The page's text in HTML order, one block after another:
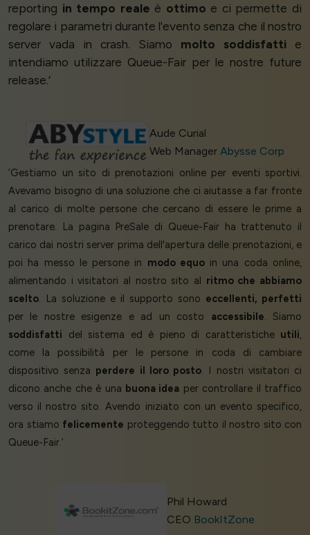
reporting in tempo reale è ottimo e ci permette di
regolare i parametri durante l'evento senza che il nostro
server vada in crash. Siamo molto soddisfatti e
intendiamo utilizzare Queue-Fair per le nostre future
release.’
Aude Curial
Web ManagerAbysse Corp
‘Gestiamo un sito di prenotazioni online per eventi sportivi.
Avevamo bisogno di una soluzione che ci aiutasse a far fronte
al carico di molte persone che cercano di essere le prime a
prenotare. La pagina PreSale di Queue-Fair ha trattenuto il
carico dai nostri server prima dell'apertura delle prenotazioni, e
poi ha messo le persone in modo equoin una coda online,
alimentando i visitatori al nostro sito al ritmo che abbiamo
scelto. La soluzione e il supporto sono eccellenti, perfetti
per le nostre esigenze e ad un costo accessibile. Siamo
soddisfatti del sistema ed è pieno di caratteristiche utili,
come la possibilità per le persone in coda di cambiare
dispositivo senza perdere il loro posto. I nostri visitatori ci
dicono anche che è una buona idea per controllare il traffico
verso il nostro sito. Avendo iniziato con un evento specifico,
ora stiamo felicemente proteggendo tutto il nostro sito con
Queue-Fair.’
Phil Howard
CEO BookItZone